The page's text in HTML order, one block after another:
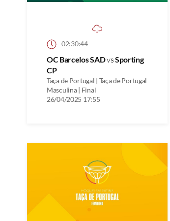
02:30:44
OC Barcelos SADvsSporting
CP
Taça de Portugal | Taça de Portugal
Masculina | Final
26/04/2025 17:55